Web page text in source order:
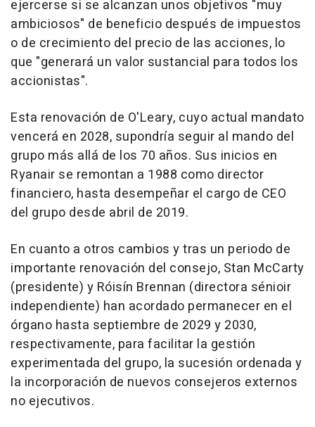
ejercerse si se alcanzan unos objetivos "muy
ambiciosos" de beneficio después de impuestos
o de crecimiento del precio de las acciones, lo
que "generará un valor sustancial para todos los
accionistas".
Esta renovación de O'Leary, cuyo actual mandato
vencerá en 2028, supondría seguir al mando del
grupo más allá de los 70 años. Sus inicios en
Ryanair se remontan a 1988 como director
financiero, hasta desempeñar el cargo de CEO
del grupo desde abril de 2019.
En cuanto a otros cambios y tras un periodo de
importante renovación del consejo, Stan McCarty
(presidente) y Róisín Brennan (directora sénioir
independiente) han acordado permanecer en el
órgano hasta septiembre de 2029 y 2030,
respectivamente, para facilitar la gestión
experimentada del grupo, la sucesión ordenada y
la incorporación de nuevos consejeros externos
no ejecutivos.